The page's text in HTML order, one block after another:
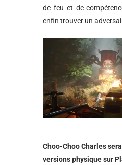
de feu et de
enfin trouver un
Choo-Choo Charles
versions physique sur